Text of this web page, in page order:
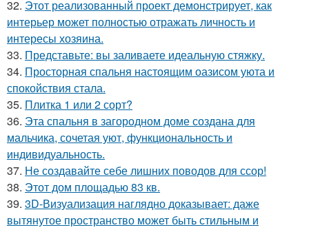
32. Этот реализованный проект демонстрирует, как
интерьер может полностью отражать личность и
интересы хозяина.
33. Представьте: вы заливаете идеальную стяжку.
34. Просторная спальня настоящим оазисом уюта и
спокойствия стала.
35. Плитка 1 или 2 сорт?
36. Эта спальня в загородном доме создана для
мальчика, сочетая уют, функциональность и
индивидуальность.
37. Не создавайте себе лишних поводов для ссор!
38. Этот дом площадью 83 кв.
39. 3D-Визуализация наглядно доказывает: даже
вытянутое пространство может быть стильным и